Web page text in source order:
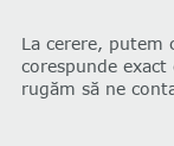
La cerere, putem
corespunde
rugăm să ne